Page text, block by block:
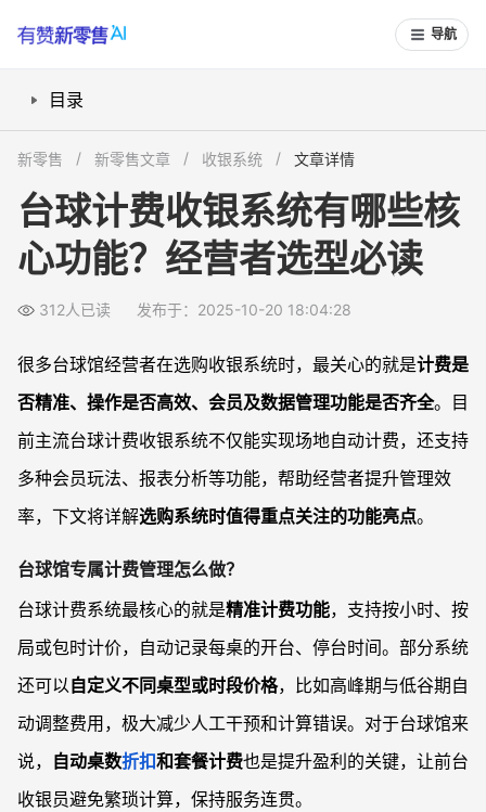
导航
目录
会员及营销功能能否带动复购？
场地预约与数据报表支持哪些管理需求？
台球计费收银系统如何实现多桌场地的同时计费管理？
收银系统操作复杂吗？新人上岗容易学吗？
新零售 新零售文章 收银系统 文章详情
台球计费收银系统有哪些核
心功能？经营者选型必读
312人已读 发布于：2025-10-20 18:04:28
很多台球馆经营者在选购收银系统时，最关心的就是计费是
否精准、操作是否高效、会员及数据管理功能是否齐全。目
前主流台球计费收银系统不仅能实现场地自动计费，还支持
多种会员玩法、报表分析等功能，帮助经营者提升管理效
率，下文将详解选购系统时值得重点关注的功能亮点。
台球馆专属计费管理怎么做？
台球计费系统最核心的就是精准计费功能，支持按小时、按
局或包时计价，自动记录每桌的开台、停台时间。部分系统
还可以自定义不同桌型或时段价格，比如高峰期与低谷期自
动调整费用，极大减少人工干预和计算错误。对于台球馆来
说， 自动桌数折扣和套餐计费也是提升盈利的关键，让前台
收银员避免繁琐计算，保持服务连贯。